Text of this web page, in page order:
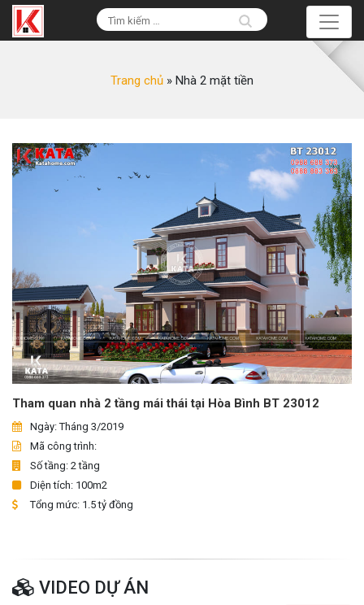
Trang chủ » Nhà 2 mặt tiền
Tham quan nhà 2 tầng mái thái tại Hòa Bình BT 23012
Ngày: Tháng 3/2019
Mã công trình:
Số tầng: 2 tầng
Diện tích: 100m2
Tổng mức: 1.5 tỷ đồng
VIDEO DỰ ÁN